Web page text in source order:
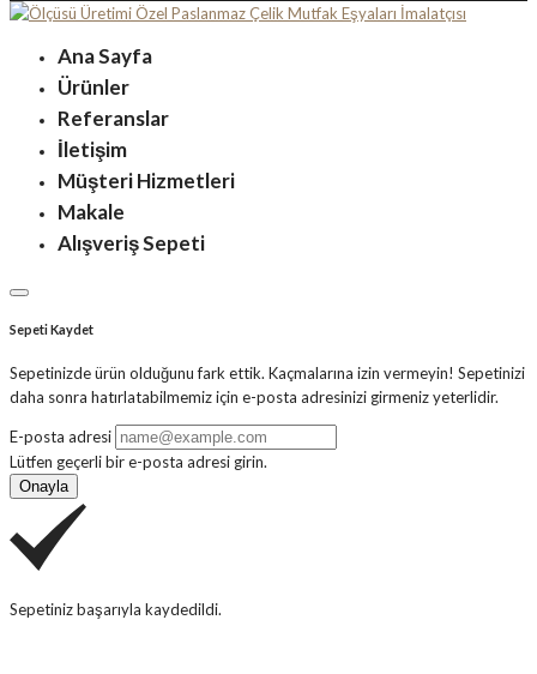
Ana Sayfa
Ürünler
Referanslar
İletişim
Müşteri Hizmetleri
Makale
Alışveriş Sepeti
Sepeti Kaydet
Sepetinizde ürün olduğunu fark ettik. Kaçmalarına izin vermeyin! Sepetinizi
daha sonra hatırlatabilmemiz için e-posta adresinizi girmeniz yeterlidir.
E-posta adresi
Lütfen geçerli bir e-posta adresi girin.
Onayla
Sepetiniz başarıyla kaydedildi.